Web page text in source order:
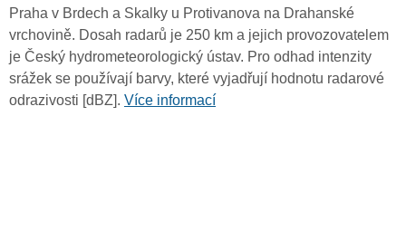
Praha v Brdech a Skalky u Protivanova na Drahanské
vrchovině. Dosah radarů je 250 km a jejich provozovatelem
je Český hydrometeorologický ústav. Pro odhad intenzity
srážek se používají barvy, které vyjadřují hodnotu radarové
odrazivosti [dBZ]. Více informací